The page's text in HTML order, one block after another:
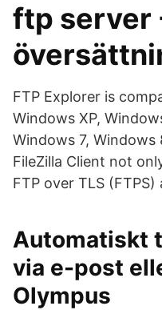
ftp server
FTP Explorer is
Windows XP,
Windows 7, Windows
FileZilla Client not
FTP over TLS (FTPS)
Automatiskt
via e-post
Olympus